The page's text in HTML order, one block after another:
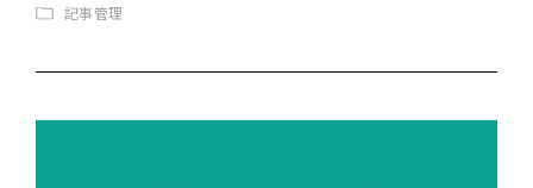
記事管理